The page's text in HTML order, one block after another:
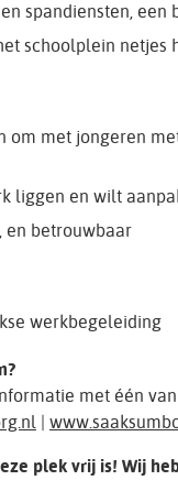
spandiensten, een
schoolplein netjes
om met jongeren
liggen en wilt
en betrouwbaar
werkbegeleiding
met één
|
plek vrij is! Wij